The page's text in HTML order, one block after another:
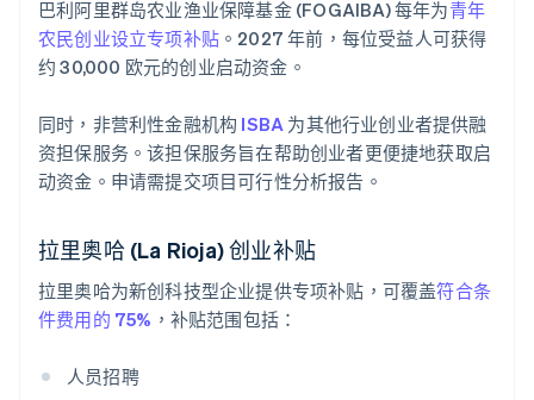
巴利阿里群岛农业渔业保障基金 (FOGAIBA) 每年为青年
农民创业设立专项补贴 。2027 年前，每位受益人可获得
约 30,000 欧元的创业启动资金。
同时，非营利性金融机构 ISBA 为其他行业创业者提供融
资担保服务。该担保服务旨在帮助创业者更便捷地获取启
动资金。申请需提交项目可行性分析报告。
拉里奥哈 (La Rioja) 创业补贴
拉里奥哈为新创科技型企业提供专项补贴，可覆盖符合条
件费用的 75% ，补贴范围包括：
人员招聘